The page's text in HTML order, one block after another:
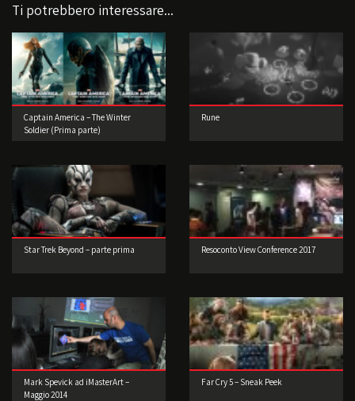
Ti potrebbero interessare...
Captain America – The Winter
Soldier (Prima parte)
Rune
Star Trek Beyond – parte prima Resoconto View Conference 2017
Mark Spevick ad iMasterArt –
Maggio 2014
Far Cry 5 – Sneak Peek